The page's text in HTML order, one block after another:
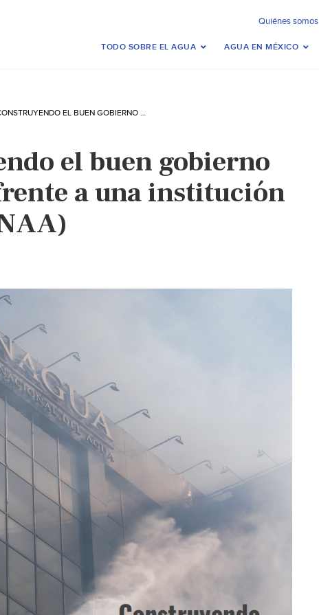
Quiénes somos
TODO SOBRE EL AGUA AGUA EN MÉXICO
CONSTRUYENDO EL BUEN GOBIERNO DEL AGUA FRENTE A UNA INSTITUCIÓN FALLIDA (CNAA)
el buen gobierno
a una institución